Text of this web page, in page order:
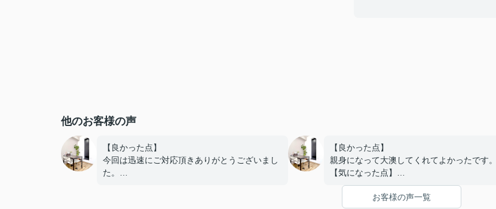
他のお客様の声
【良かった点】
今回は迅速にご対応頂きありがとうございまし
た。
【良かった点】
親身になって大澳してくれてよかったです。
【気になった点】
特になし
お客様の声一覧